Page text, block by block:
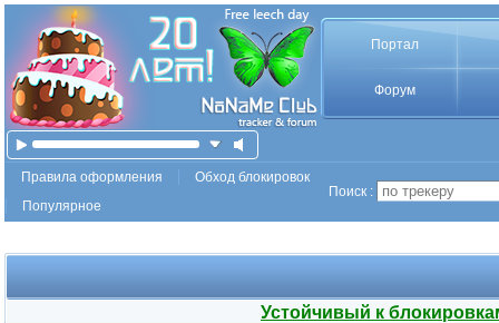
Портал
Форум
Правила оформления
Обход блокировок
Популярное
Поиск :
Устойчивый к